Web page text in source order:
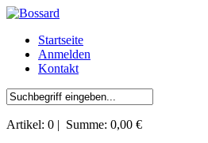
Startseite
Anmelden
Kontakt
Artikel: 0 | Summe: 0,00 €